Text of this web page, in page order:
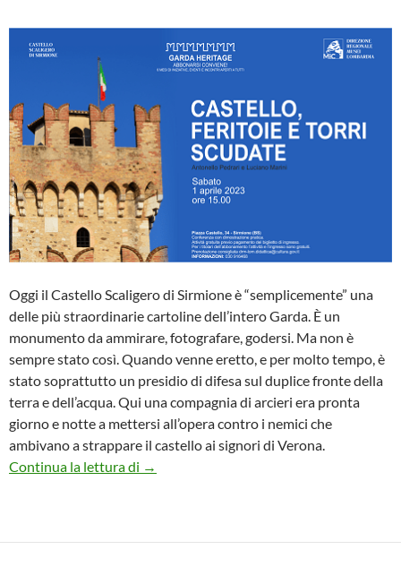
Oggi il Castello Scaligero di Sirmione è “semplicemente” una
delle più straordinarie cartoline dell’intero Garda. È un
monumento da ammirare, fotografare, godersi. Ma non è
sempre stato così. Quando venne eretto, e per molto tempo, è
stato soprattutto un presidio di difesa sul duplice fronte della
terra e dell’acqua. Qui una compagnia di arcieri era pronta
giorno e notte a mettersi all’opera contro i nemici che
ambivano a strappare il castello ai signori di Verona.
Continua la lettura di
Castello, feritoie e torri scudate al
→